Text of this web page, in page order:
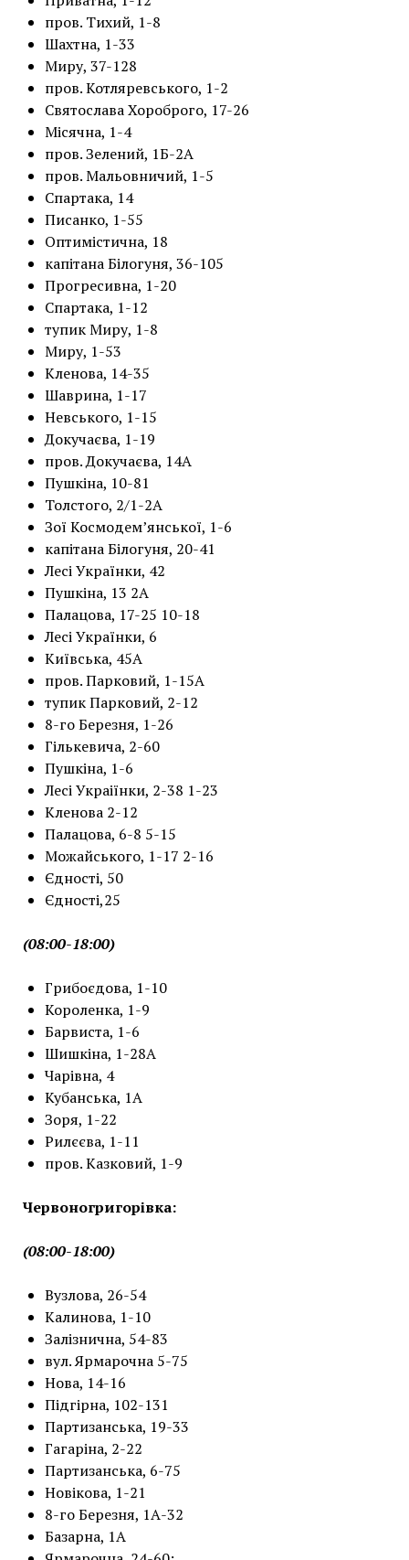
пров. Тихий, 1-8
Шахтна, 1-33
Миру, 37-128
пров. Котляревського, 1-2
Святослава Хороброго, 17-26
Місячна, 1-4
пров. Зелений, 1Б-2А
пров. Мальовничий, 1-5
Спартака, 14
Писанко, 1-55
Оптимістична, 18
капітана Білогуня, 36-105
Прогресивна, 1-20
Спартака, 1-12
тупик Миру, 1-8
Миру, 1-53
Кленова, 14-35
Шаврина, 1-17
Невського, 1-15
Докучаєва, 1-19
пров. Докучаєва, 14А
Пушкіна, 10-81
Толстого, 2/1-2А
Зої Космодем’янської, 1-6
капітана Білогуня, 20-41
Лесі Українки, 42
Пушкіна, 13 2А
Палацова, 17-25 10-18
Лесі Українки, 6
Київська, 45А
пров. Парковий, 1-15А
тупик Парковий, 2-12
8-го Березня, 1-26
Гількевича, 2-60
Пушкіна, 1-6
Лесі Украіїнки, 2-38 1-23
Кленова 2-12
Палацова, 6-8 5-15
Можайського, 1-17 2-16
Єдності, 50
Єдності,25
(08:00-18:00)
Грибоєдова, 1-10
Короленка, 1-9
Барвиста, 1-6
Шишкіна, 1-28А
Чарівна, 4
Кубанська, 1А
Зоря, 1-22
Рилєєва, 1-11
пров. Казковий, 1-9
Червоногригорівка:
(08:00-18:00)
Вузлова, 26-54
Калинова, 1-10
Залізнична, 54-83
вул. Ярмарочна 5-75
Нова, 14-16
Підгірна, 102-131
Партизанська, 19-33
Гагаріна, 2-22
Партизанська, 6-75
Новікова, 1-21
8-го Березня, 1А-32
Базарна, 1А